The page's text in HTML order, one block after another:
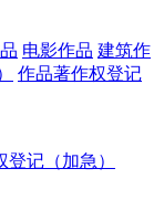
电影作品 建筑作
作品著作权登记
记（加急）